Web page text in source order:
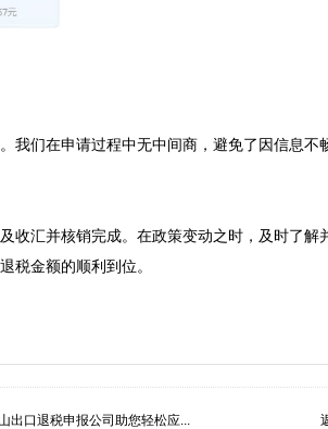
们在申请过程中无中间商，避免了因信息不
汇并核销完成。在政策变动之时，及时了解
税金额的顺利到位。
出口退税申报公司助您轻松应...